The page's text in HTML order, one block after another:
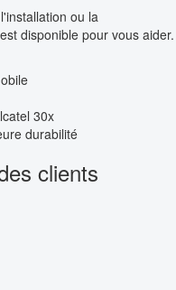
ou la
disponible pour vous aider.
30x
durabilité
clients